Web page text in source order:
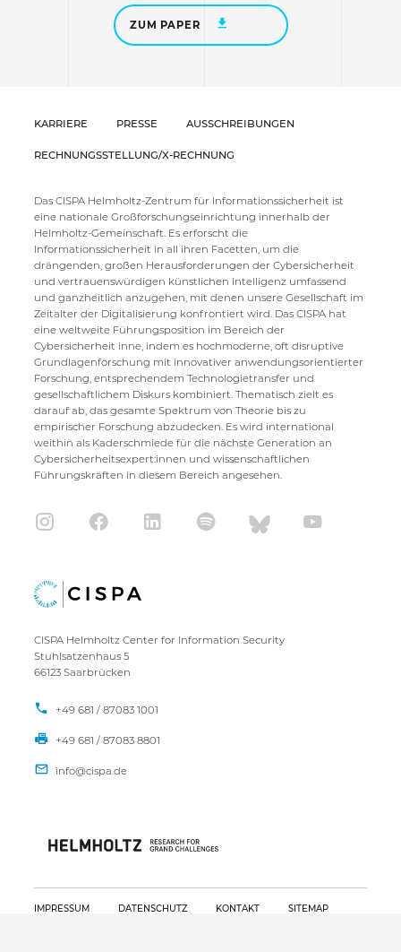
ZUM PAPER
KARRIERE PRESSE AUSSCHREIBUNGEN
RECHNUNGSSTELLUNG/X-RECHNUNG
Das CISPA Helmholtz-Zentrum für Informationssicherheit ist
eine nationale Großforschungseinrichtung innerhalb der
Helmholtz-Gemeinschaft. Es erforscht die
Informationssicherheit in all ihren Facetten, um die
drängenden, großen Herausforderungen der Cybersicherheit
und vertrauenswürdigen künstlichen Intelligenz umfassend
und ganzheitlich anzugehen, mit denen unsere Gesellschaft im
Zeitalter der Digitalisierung konfrontiert wird. Das CISPA hat
eine weltweite Führungsposition im Bereich der
Cybersicherheit inne, indem es hochmoderne, oft disruptive
Grundlagenforschung mit innovativer anwendungsorientierter
Forschung, entsprechendem Technologietransfer und
gesellschaftlichem Diskurs kombiniert. Thematisch zielt es
darauf ab, das gesamte Spektrum von Theorie bis zu
empirischer Forschung abzudecken. Es wird international
weithin als Kaderschmiede für die nächste Generation an
Cybersicherheitsexpert:innen und wissenschaftlichen
Führungskräften in diesem Bereich angesehen.
CISPA Helmholtz Center for Information Security
Stuhlsatzenhaus 5
66123 Saarbrücken
+49 681 / 87083 1001
+49 681 / 87083 8801
IMPRESSUM DATENSCHUTZ KONTAKT SITEMAP